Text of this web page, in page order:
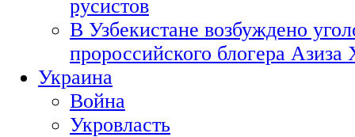
русистов
В Узбекистане возбуждено
пророссийского блогера Азиза
Украина
Война
Укровласть